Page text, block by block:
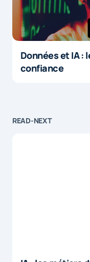
Données et IA :
confiance
READ-NEXT